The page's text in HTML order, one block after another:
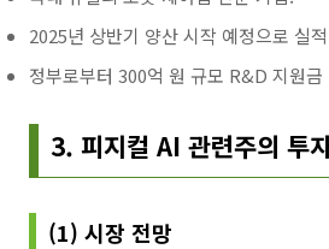
2025년 상반기 양산 시작 예정으로 실
정부로부터 300억 원 규모 R&D 지원금
3. 피지컬 AI 관련주의 투
(1) 시장 전망